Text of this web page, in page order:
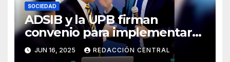
SOCIEDAD
ADSIB y la UPB firman
convenio para implementar
certificados digitales
JUN 16, 2025 REDACCIÓN CENTRAL